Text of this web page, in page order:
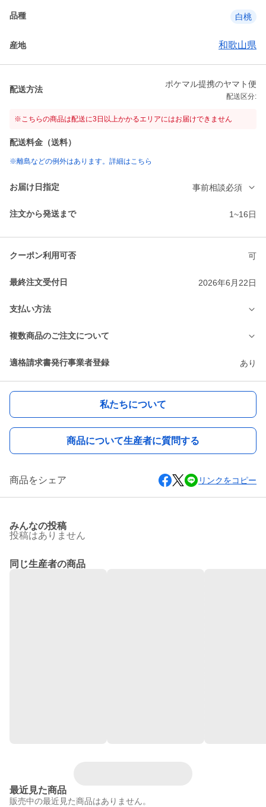
品種 白桃
産地 和歌山県
配送方法
ポケマル提携のヤマト便
配送区分:
※こちらの商品は配送に3日以上かかるエリアにはお届けできません
配送料金（送料）
※離島などの例外はあります。詳細はこちら
お届け日指定 事前相談必須
注文から発送まで 1~16日
クーポン利用可否 可
最終注文受付日 2026年6月22日
支払い方法
複数商品のご注文について
適格請求書発行事業者登録 あり
私たちについて
商品について生産者に質問する
商品をシェア リンクをコピー
みんなの投稿
投稿はありません
同じ生産者の商品
最近見た商品
販売中の最近見た商品はありません。